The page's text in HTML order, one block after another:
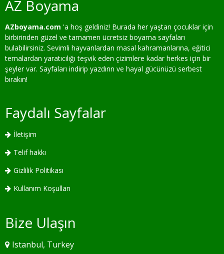
AZ Boyama
AZboyama.com 'a hoş geldiniz! Burada her yaştan çocuklar için
birbirinden güzel ve tamamen ücretsiz boyama sayfaları
bulabilirsiniz. Sevimli hayvanlardan masal kahramanlarına, eğitici
temalardan yaratıcılığı teşvik eden çizimlere kadar herkes için bir
şeyler var. Sayfaları indirip yazdırın ve hayal gücünüzü serbest
bırakın!
Faydalı Sayfalar
İletişim
Telif hakkı
Gizlilik Politikası
Kullanım Koşulları
Bize Ulaşın
Istanbul, Turkey